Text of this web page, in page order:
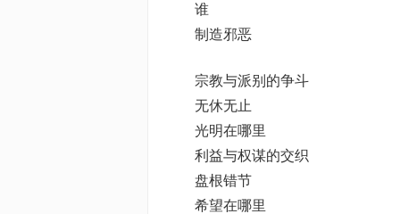
谁
制造邪恶
宗教与派别的争斗
无休无止
光明在哪里
利益与权谋的交织
盘根错节
希望在哪里